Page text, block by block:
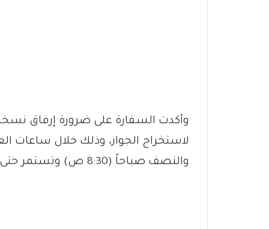
وأكدت السفارة على ضرورة إرفاق
لاستخراج الجواز، وذلك خلال ساعات
والنصف صباحاً (8:30 ص) وتستمر حتى الساعة الرابعة والنصف مساءً (4:30 م).